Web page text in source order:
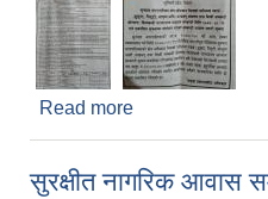
Read more
सुरक्षीत नागरिक आवास